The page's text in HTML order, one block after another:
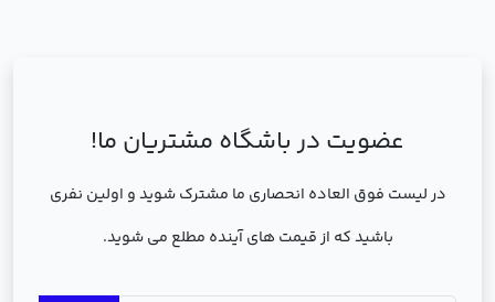
عضویت در باشگاه مشتریان ما!
در لیست فوق العاده انحصاری ما مشترک شوید و اولین نفری
باشید که از قیمت های آینده مطلع می شوید.